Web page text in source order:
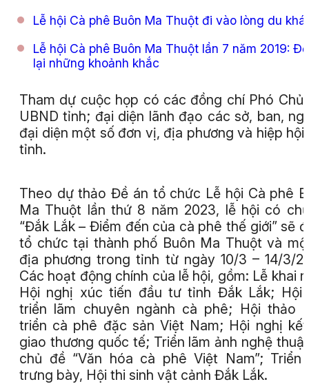
Lễ hội Cà phê Buôn Ma Thuột đi vào lòng du
Lễ hội Cà phê Buôn Ma Thuột lần 7 năm 2019:
lại những khoảnh khắc
Tham dự cuộc họp có các đồng chí Phó Chủ
UBND tỉnh; đại diện lãnh đạo các sở, ban,
đại diện một số đơn vị, địa phương và hiệp hội
tỉnh.
Theo dự thảo Đề án tổ chức Lễ hội Cà phê
Ma Thuột lần thứ 8 năm 2023, lễ hội có
“Đắk Lắk – Điểm đến của cà phê thế giới” sẽ
tổ chức tại thành phố Buôn Ma Thuột và
địa phương trong tỉnh từ ngày 10/3 – 14/3/
Các hoạt động chính của lễ hội, gồm: Lễ khai
Hội nghị xúc tiến đầu tư tỉnh Đắk Lắk; Hội
triển lãm chuyên ngành cà phê; Hội thảo
triển cà phê đặc sản Việt Nam; Hội nghị
giao thương quốc tế; Triển lãm ảnh nghệ
chủ đề “Văn hóa cà phê Việt Nam”; Triển
trưng bày, Hội thi sinh vật cảnh Đắk Lắk.